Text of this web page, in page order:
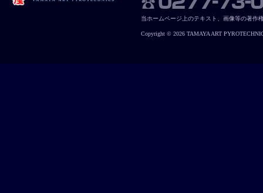
当ホームページ上のテキスト、画像等の著作
Copyright © 2026 TAMAYA ART